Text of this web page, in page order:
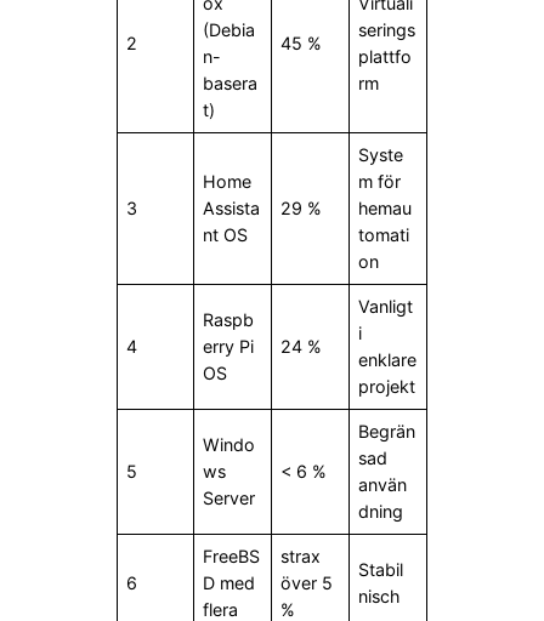
2
(Debia
n-
basera
t)
45 %
serings
plattfo
rm
3
Home
Assista
nt OS
29 %
Syste
m för
hemau
tomati
on
4
Raspb
erry Pi
OS
24 %
Vanligt
i
enklare
projekt
5
Windo
ws
Server
< 6 %
Begrän
sad
använ
dning
6
FreeBS
D med
flera
strax
över 5
%
Stabil
nisch